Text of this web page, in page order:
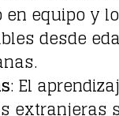
en equipo y
desde
: El
extranjeras